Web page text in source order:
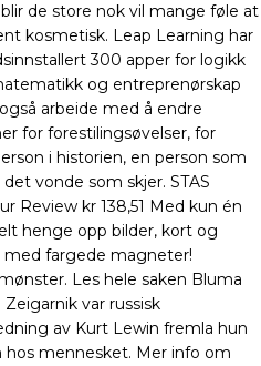
de store nok vil mange føle at
kosmetisk. Leap Learning har
300 apper for logikk
og entreprenørskap
arbeide med å endre
for forestilingsøvelser, for
i historien, en person som
vonde som skjer. STAS
Review kr 138,51 Med kun én
henge opp bilder, kort og
med fargede magneter!
Les hele saken Bluma
var russisk
av Kurt Lewin fremla hun
mennesket. Mer info om